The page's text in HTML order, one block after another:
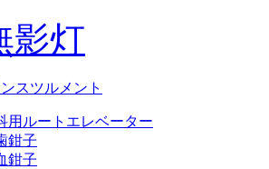
影灯
スツルメント
用ルートエレベーター
鉗子
鉗子